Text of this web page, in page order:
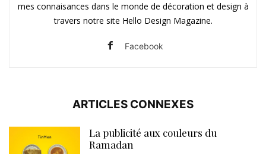
mes connaisances dans le monde de décoration et design à
travers notre site Hello Design Magazine.
Facebook
ARTICLES CONNEXES
La publicité aux couleurs du
Ramadan